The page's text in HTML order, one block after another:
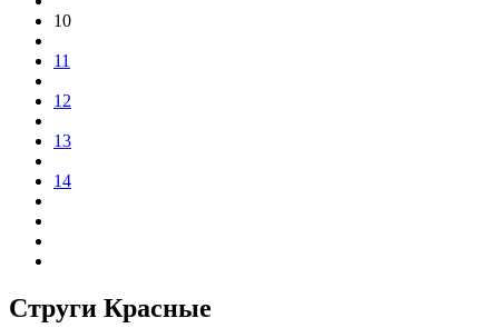
10
11
12
13
14
Струги Красные